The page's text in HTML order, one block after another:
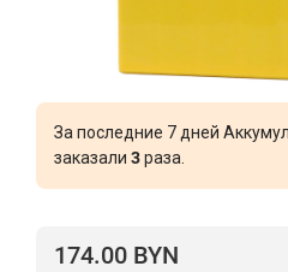
За последние 7 дней
заказали 3раза.
174.00 BYN